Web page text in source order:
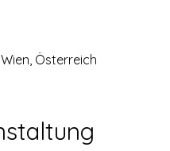
Österreich